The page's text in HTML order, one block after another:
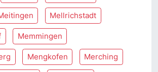
Mellrichstadt
Memmingen
Mengkofen Merching